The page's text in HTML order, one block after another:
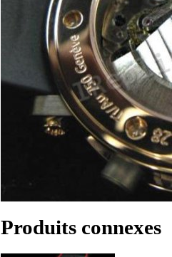
Produits connexes